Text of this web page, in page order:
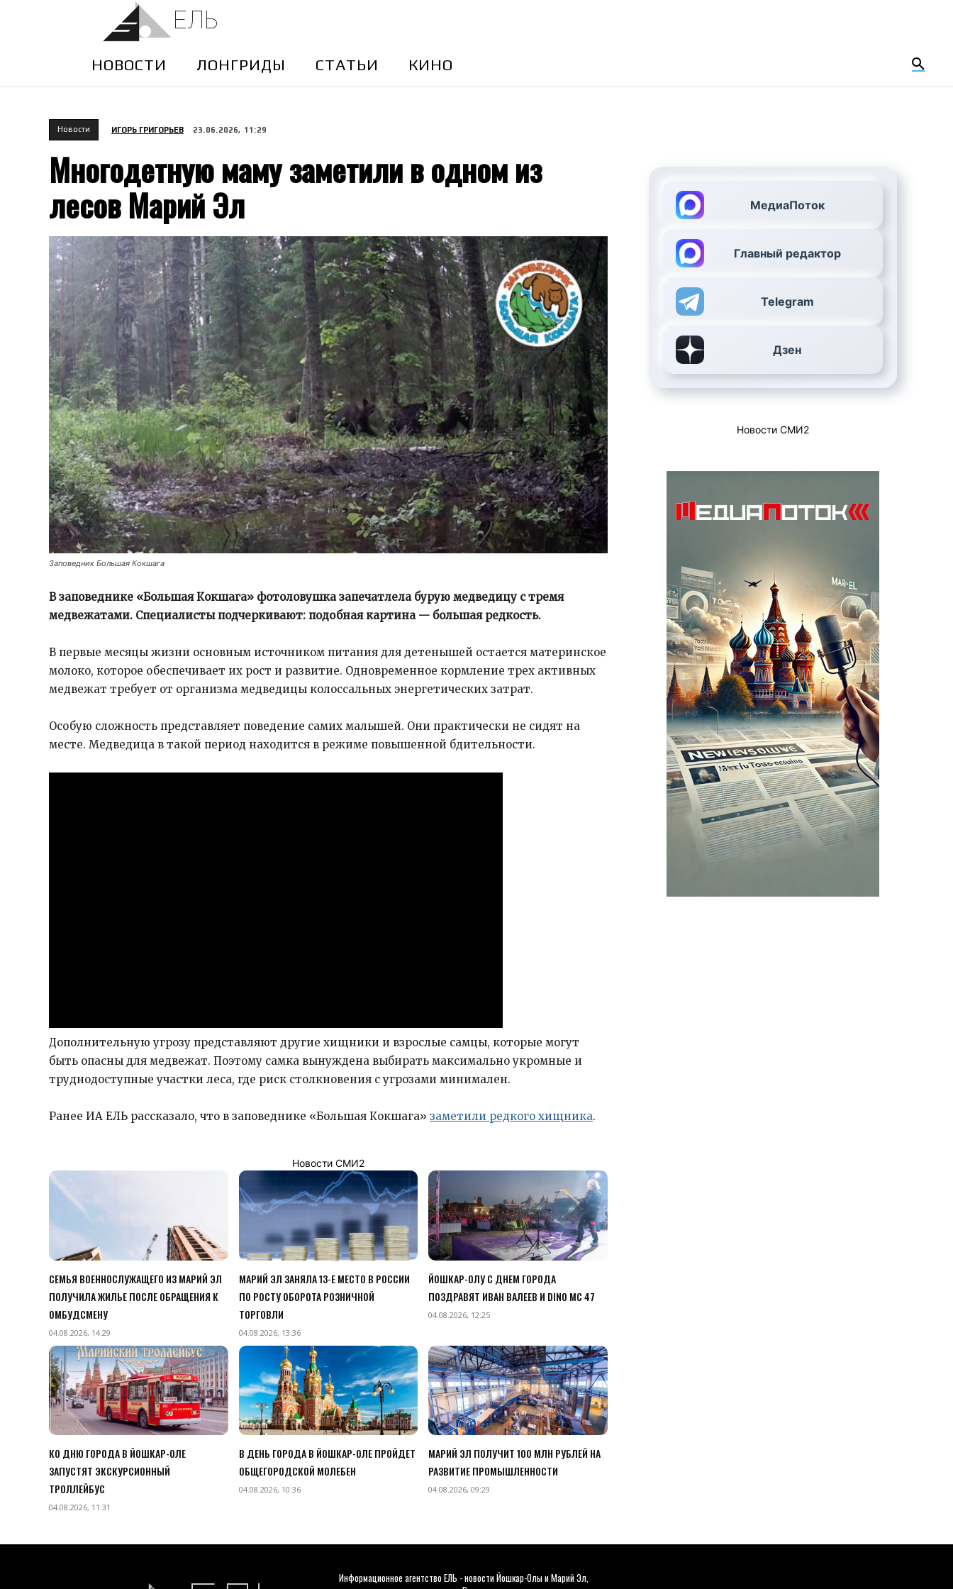
ЕЛЬ
НОВОСТИ ЛОНГРИДЫ CТАТЬИ КИНО
Новости ИГОРЬ ГРИГОРЬЕВ 23.06.2026, 11:29
Многодетную маму заметили в одном из
лесов Марий Эл
Заповедник Большая Кокшага
В заповеднике «Большая Кокшага» фотоловушка запечатлела бурую медведицу с тремя
медвежатами. Специалисты подчеркивают: подобная картина — большая редкость.
В первые месяцы жизни основным источником питания для детенышей остается материнское
молоко, которое обеспечивает их рост и развитие. Одновременное кормление трех активных
медвежат требует от организма медведицы колоссальных энергетических затрат.
Особую сложность представляет поведение самих малышей. Они практически не сидят на
месте. Медведица в такой период находится в режиме повышенной бдительности.
Дополнительную угрозу представляют другие хищники и взрослые самцы, которые могут
быть опасны для медвежат. Поэтому самка вынуждена выбирать максимально укромные и
труднодоступные участки леса, где риск столкновения с угрозами минимален.
Ранее ИА ЕЛЬ рассказало, что в заповеднике «Большая Кокшага» заметили редкого хищника.
Новости СМИ2
СЕМЬЯ ВОЕННОСЛУЖАЩЕГО ИЗ МАРИЙ ЭЛ
ПОЛУЧИЛА ЖИЛЬЕ ПОСЛЕ ОБРАЩЕНИЯ К
ОМБУДСМЕНУ
04.08.2026, 14:29
МАРИЙ ЭЛ ЗАНЯЛА 13-Е МЕСТО В РОССИИ
ПО РОСТУ ОБОРОТА РОЗНИЧНОЙ
ТОРГОВЛИ
04.08.2026, 13:36
ЙОШКАР-ОЛУ С ДНЕМ ГОРОДА
ПОЗДРАВЯТ ИВАН ВАЛЕЕВ И DINO MC 47
04.08.2026, 12:25
КО ДНЮ ГОРОДА В ЙОШКАР-ОЛЕ
ЗАПУСТЯТ ЭКСКУРСИОННЫЙ
ТРОЛЛЕЙБУС
04.08.2026, 11:31
В ДЕНЬ ГОРОДА В ЙОШКАР-ОЛЕ ПРОЙДЕТ
ОБЩЕГОРОДСКОЙ МОЛЕБЕН
04.08.2026, 10:36
МАРИЙ ЭЛ ПОЛУЧИТ 100 МЛН РУБЛЕЙ НА
РАЗВИТИЕ ПРОМЫШЛЕННОСТИ
04.08.2026, 09:29
МедиаПоток
Главный редактор
Telegram
Дзен
Новости СМИ2
Информационное агентство ЕЛЬ - новости Йошкар-Олы и Марий Эл,